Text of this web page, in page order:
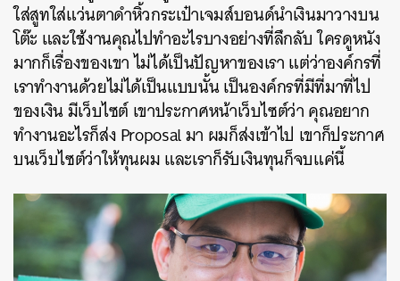
ใส่สูทใส่แว่นตาดำหิ้วกระเป๋าเจมส์บอนด์นำเงินมาวางบน
โต๊ะ และใช้งานคุณไปทำอะไรบางอย่างที่ลึกลับ ใครดูหนัง
มากก็เรื่องของเขา ไม่ได้เป็นปัญหาของเรา แต่ว่าองค์กรที่
เราทำงานด้วยไม่ได้เป็นแบบนั้น เป็นองค์กรที่มีที่มาที่ไป
ของเงิน มีเว็บไซต์ เขาประกาศหน้าเว็บไซต์ว่า คุณอยาก
ทำงานอะไรก็ส่ง Proposal มา ผมก็ส่งเข้าไป เขาก็ประกาศ
บนเว็บไซต์ว่าให้ทุนผม และเราก็รับเงินทุนก็จบแค่นี้